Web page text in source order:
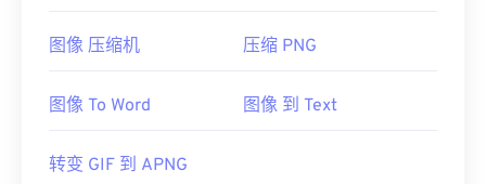
图像 压缩机 压缩 PNG
图像 To Word 图像 到 Text
转变 GIF 到 APNG